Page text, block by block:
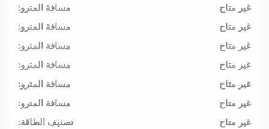
مسافة المترو:
غير متاح
مسافة المترو:
غير متاح
مسافة المترو:
غير متاح
مسافة المترو:
غير متاح
مسافة المترو:
غير متاح
مسافة المترو:
غير متاح
تصنيف الطاقة:
غير متاح